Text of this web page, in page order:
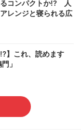
るコンパクトか!? 人
レンジと寝られる広
】これ、読めます
」